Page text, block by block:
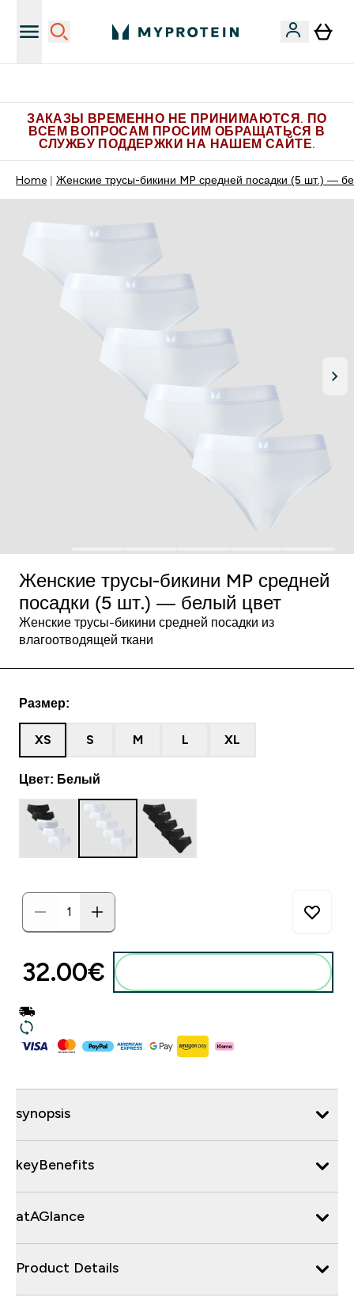
ЗАКАЗЫ ВРЕМЕННО НЕ ПРИНИМАЮТСЯ. ПО
ВСЕМ ВОПРОСАМ ПРОСИМ ОБРАЩАТЬСЯ В
СЛУЖБУ ПОДДЕРЖКИ НА НАШЕМ САЙТЕ.
Home Женские трусы-бикини MP средней посадки (5 шт.) ―
Женские трусы-бикини MP средней
посадки (5 шт.) ― белый цвет
Женские трусы-бикини средней посадки из
влагоотводящей ткани
Размер:
XS S M L XL
Цвет: Белый
32.00€‎
synopsis
keyBenefits
atAGlance
Product Details